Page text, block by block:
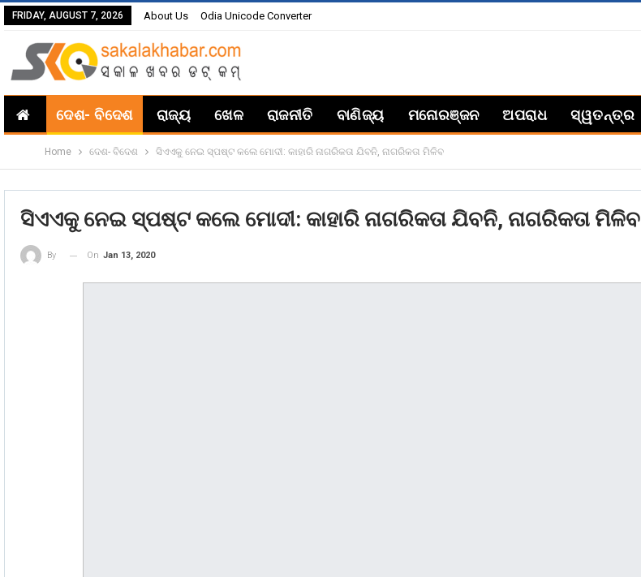
FRIDAY, AUGUST 7, 2026 About Us Odia Unicode Converter
ଦେଶ- ବିଦେଶ ରାଜ୍ୟ ଖେଳ ରାଜନୀତି ବାଣିଜ୍ୟ ମନୋରଞ୍ଜନ ଅପରାଧ ସ୍ୱତନ୍ତ୍ର
Home ଦେଶ- ବିଦେଶ ସିଏଏକୁ ନେଇ ସ୍ପଷ୍ଟ କଲେ ମୋଦୀ: କାହାରି ନାଗରିକତା ଯିବନି, ନାଗରିକତା ମିଳିବ
ସିଏଏକୁ ନେଇ ସ୍ପଷ୍ଟ କଲେ ମୋଦୀ: କାହାରି ନାଗରିକତା ଯିବନି, ନାଗରିକତା ମିଳିବ
By On Jan 13, 2020